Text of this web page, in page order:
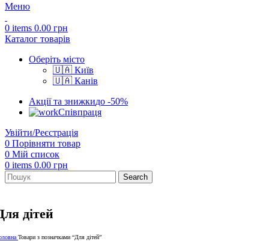
Меню
0 items 0.00 грн
Каталог товарів
Оберіть місто
🇺🇦 Київ
🇺🇦 Канів
Акції та знижкидо -50%
Співпраця
Увійти/Реєстрація
0 Порівняти товар
0 Мій список
0 items 0.00 грн
Search
дітей
Товари з позначками “Для дітей”